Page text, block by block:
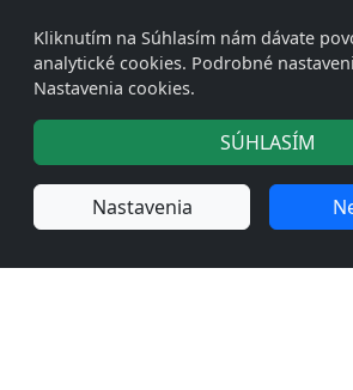
Kliknutím na Súhlasím nám dávate
analytické cookies. Podrobné
Nastavenia cookies.
SÚHLASÍM
Nastavenia